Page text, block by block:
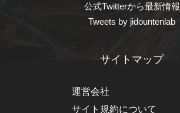
公式Twitterから最新情報
Tweets by jidountenlab
サイトマップ
運営会社
サイト規約について